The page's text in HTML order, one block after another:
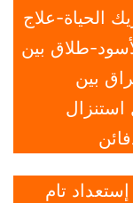
الحياة-علاج
طلاق بين
بين
استنزال
تام